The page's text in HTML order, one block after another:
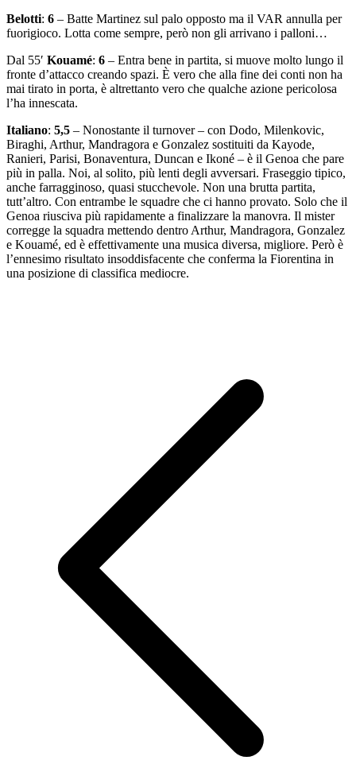
Belotti: 6 – Batte Martinez sul palo opposto ma il VAR annulla per
fuorigioco. Lotta come sempre, però non gli arrivano i palloni…
Dal 55′ Kouamé: 6 – Entra bene in partita, si muove molto lungo il
fronte d’attacco creando spazi. È vero che alla fine dei conti non ha
mai tirato in porta, è altrettanto vero che qualche azione pericolosa
l’ha innescata.
Italiano: 5,5 – Nonostante il turnover – con Dodo, Milenkovic,
Biraghi, Arthur, Mandragora e Gonzalez sostituiti da Kayode,
Ranieri, Parisi, Bonaventura, Duncan e Ikoné – è il Genoa che pare
più in palla. Noi, al solito, più lenti degli avversari. Fraseggio tipico,
anche farragginoso, quasi stucchevole. Non una brutta partita,
tutt’altro. Con entrambe le squadre che ci hanno provato. Solo che il
Genoa riusciva più rapidamente a finalizzare la manovra. Il mister
corregge la squadra mettendo dentro Arthur, Mandragora, Gonzalez
e Kouamé, ed è effettivamente una musica diversa, migliore. Però è
l’ennesimo risultato insoddisfacente che conferma la Fiorentina in
una posizione di classifica mediocre.